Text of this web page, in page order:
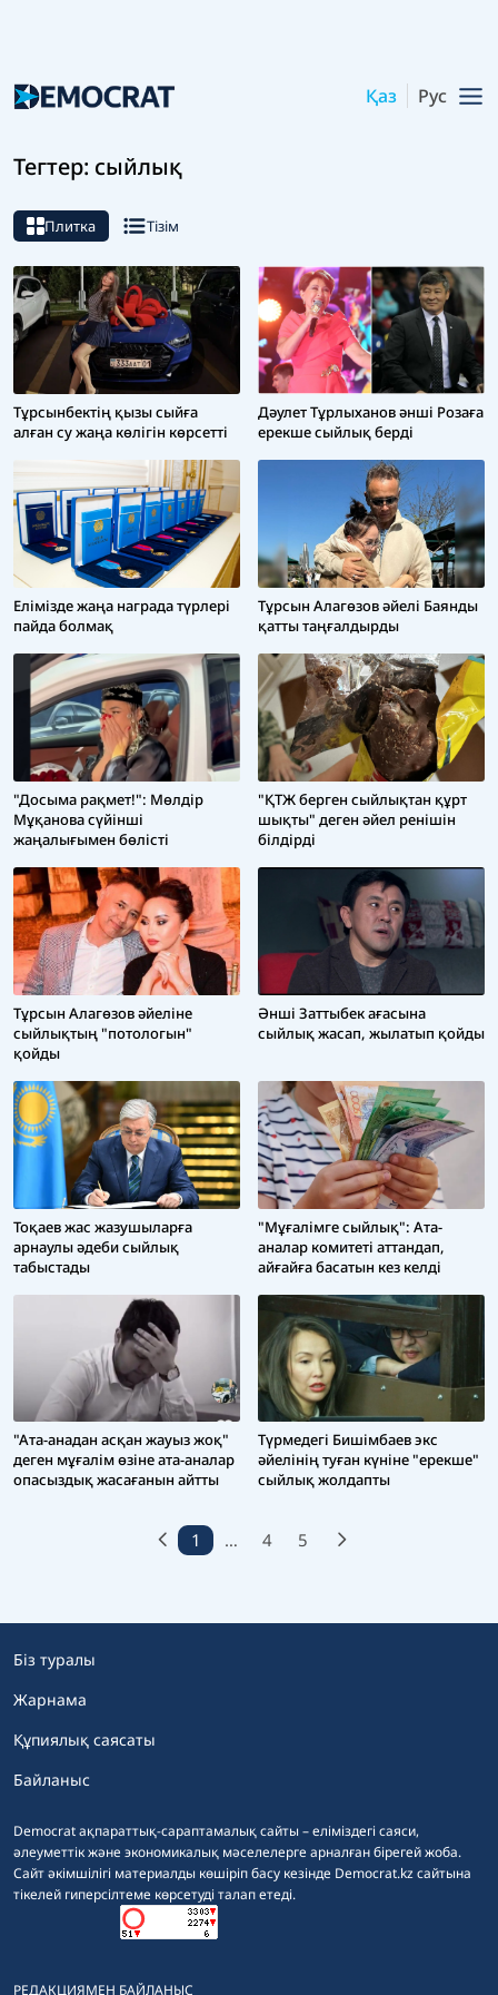
Қаз Рус
Тегтер: сыйлық
Плитка Тізім
Тұрсынбектің қызы сыйға
алған су жаңа көлігін көрсетті
Дәулет Тұрлыханов әнші Розаға
ерекше сыйлық берді
Елімізде жаңа награда түрлері
пайда болмақ
Тұрсын Алагөзов әйелі Баянды
қатты таңғалдырды
"Досыма рақмет!": Мөлдір
Мұқанова сүйінші
жаңалығымен бөлісті
"ҚТЖ берген сыйлықтан құрт
шықты" деген әйел ренішін
білдірді
Тұрсын Алагөзов әйеліне
сыйлықтың "потологын"
қойды
Әнші Заттыбек ағасына
сыйлық жасап, жылатып қойды
Тоқаев жас жазушыларға
арнаулы әдеби сыйлық
табыстады
"Мұғалімге сыйлық": Ата-
аналар комитеті аттандап,
айғайға басатын кез келді
"Ата-анадан асқан жауыз жоқ"
деген мұғалім өзіне ата-аналар
опасыздық жасағанын айтты
Түрмедегі Бишімбаев экс
әйелінің туған күніне "ерекше"
сыйлық жолдапты
1 … 4 5
Democrat ақпараттық-сараптамалық сайты – еліміздегі саяси,
әлеуметтік және экономикалық мәселелерге арналған бірегей жоба.
Сайт әкімшілігі материалды көшіріп басу кезінде Democrat.kz сайтына
тікелей гиперсілтеме көрсетуді талап етеді.
Біз туралы
Жарнама
Құпиялық саясаты
Байланыс
РЕДАКЦИЯМЕН БАЙЛАНЫС